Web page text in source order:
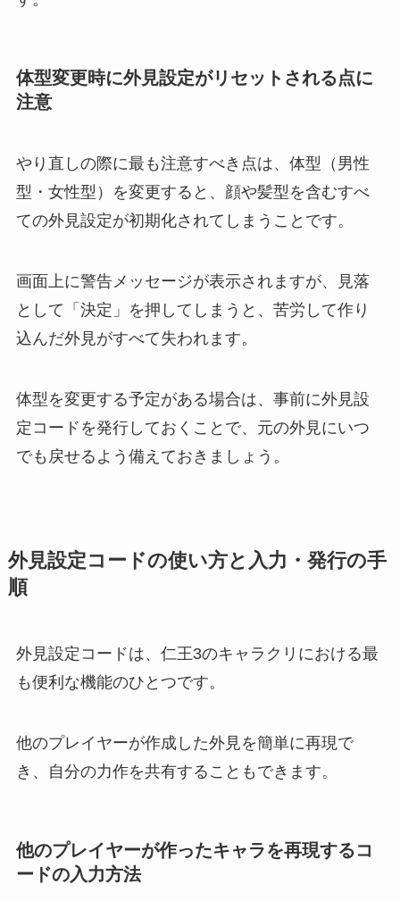
体型変更時に外見設定がリセットされる点に
注意
やり直しの際に最も注意すべき点は、体型（男性
型・女性型）を変更すると、顔や髪型を含むすべ
ての外見設定が初期化されてしまうことです。
画面上に警告メッセージが表示されますが、見落
として「決定」を押してしまうと、苦労して作り
込んだ外見がすべて失われます。
体型を変更する予定がある場合は、事前に外見設
定コードを発行しておくことで、元の外見にいつ
でも戻せるよう備えておきましょう。
外見設定コードの使い方と入力・発行の手
順
外見設定コードは、仁王3のキャラクリにおける最
も便利な機能のひとつです。
他のプレイヤーが作成した外見を簡単に再現で
き、自分の力作を共有することもできます。
他のプレイヤーが作ったキャラを再現するコ
ードの入力方法